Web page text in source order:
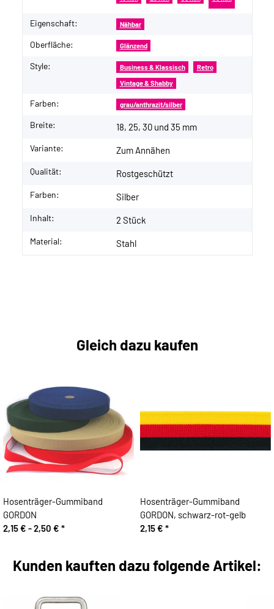
Eigenschaft: Nähbar
Oberfläche: Glänzend
Style: Business & Klassisch Retro
Vintage & Shabby
Farben: grau/anthrazit/silber
Breite: 18, 25, 30 und 35 mm
Variante: Zum Annähen
Qualität: Rostgeschützt
Farben: Silber
Inhalt: 2 Stück
Material: Stahl
Gleich dazu kaufen
Hosenträger-Gummiband
GORDON
2,15 € -2,50 € *
Hosenträger-Gummiband
GORDON, schwarz-rot-gelb
2,15 € *
Kunden kauften dazu folgende Artikel: